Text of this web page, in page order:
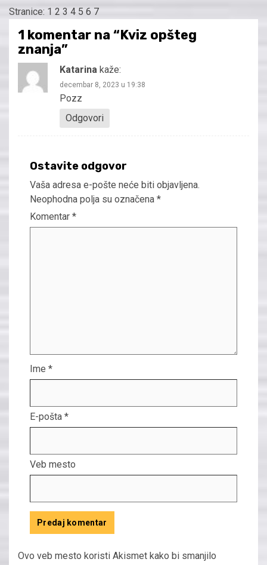
Stranice: 1 2 3 4 5 6 7
1 komentar na “Kviz opšteg
znanja”
Katarina kaže:
decembar 8, 2023 u 19:38
Pozz
Odgovori
Ostavite odgovor
Vaša adresa e-pošte neće biti objavljena.
Neophodna polja su označena *
Komentar *
Ime *
E-pošta *
Veb mesto
Ovo veb mesto koristi Akismet kako bi smanjilo